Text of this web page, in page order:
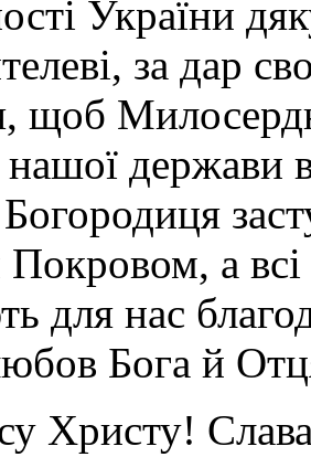
України
за дар
щоб
держави
а всі
для нас
Бога й
Христу!